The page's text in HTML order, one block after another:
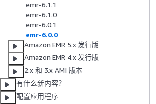
emr-6.1.1
emr-6.1.0
emr-6.0.1
emr-6.0.0
Amazon EMR 5.x 发行版
Amazon EMR 4.x 发行版
2.x 和 3.x AMI 版本
有什么新内容？
配置应用程序